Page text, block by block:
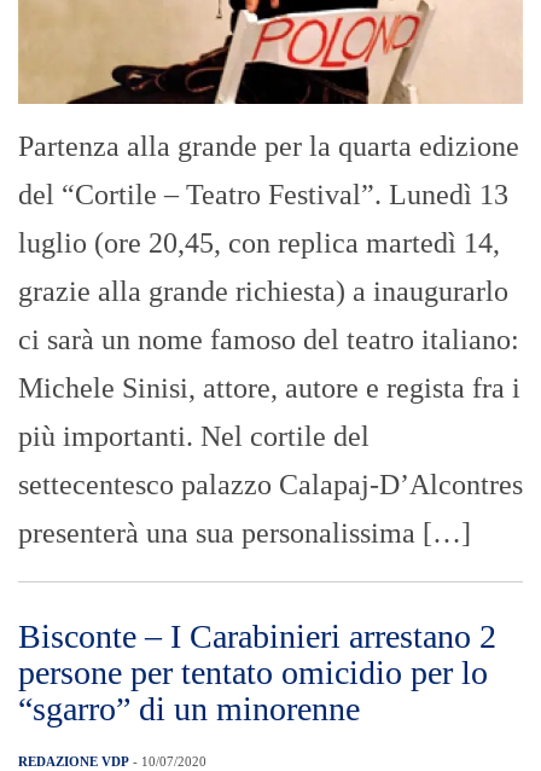
Partenza alla grande per la quarta edizione
del “Cortile – Teatro Festival”. Lunedì 13
luglio (ore 20,45, con replica martedì 14,
grazie alla grande richiesta) a inaugurarlo
ci sarà un nome famoso del teatro italiano:
Michele Sinisi, attore, autore e regista fra i
più importanti. Nel cortile del
settecentesco palazzo Calapaj-D’Alcontres
presenterà una sua personalissima […]
Bisconte – I Carabinieri arrestano 2
persone per tentato omicidio per lo
“sgarro” di un minorenne
REDAZIONE VDP - 10/07/2020